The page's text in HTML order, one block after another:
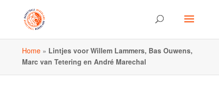
Home» Lintjes voor Willem Lammers, Bas Ouwens,
Marc van Tetering en André Marechal